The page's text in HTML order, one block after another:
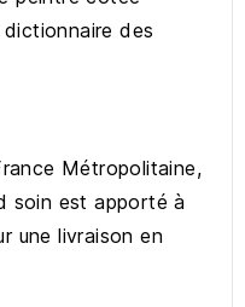
des
Métropolitaine,
soin est apporté à
une livraison en